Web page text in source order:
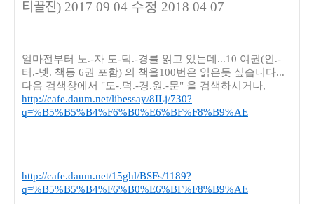
티끌진) 2017 09 04 수정 2018 04 07
얼마전부터 노.-자 도-덕.-경를 읽고 있는데...10 여권(인.-
터.-넷. 책등 6권 포함) 의 책을100번은 읽은듯 싶습니다...
다음 검색창에서 "도-.덕.-경.원.-문" 을 검색하시거나,
http://cafe.daum.net/libessay/8ILj/730?
q=%B5%B5%B4%F6%B0%E6%BF%F8%B9%AE
http://cafe.daum.net/15ghl/BSFs/1189?
q=%B5%B5%B4%F6%B0%E6%BF%F8%B9%AE